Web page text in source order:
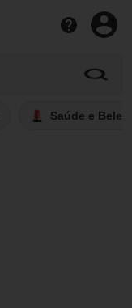
Saúde e